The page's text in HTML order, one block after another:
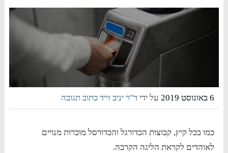
6 באוגוסט 2019 על ידיד"ר יניב זייד כתוב תגובה
כמו בכל קיץ, קבוצות הכדורגל והכדורסל מוכרות מנויים
לאוהדים לקראת הליגה הקרבה.